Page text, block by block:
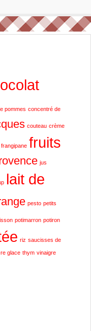
pommes concentré de
couteau crème
frangipane fruits
jus
lait de
pesto petits
potimarron potiron
riz saucisses de
glace thym vinaigre